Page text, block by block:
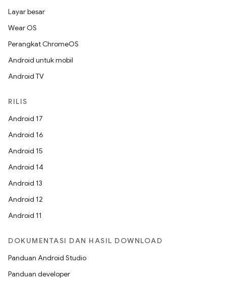
Layar besar
Wear OS
Perangkat ChromeOS
Android untuk mobil
Android TV
RILIS
Android 17
Android 16
Android 15
Android 14
Android 13
Android 12
Android 11
DOKUMENTASI DAN HASIL DOWNLOAD
Panduan Android Studio
Panduan developer